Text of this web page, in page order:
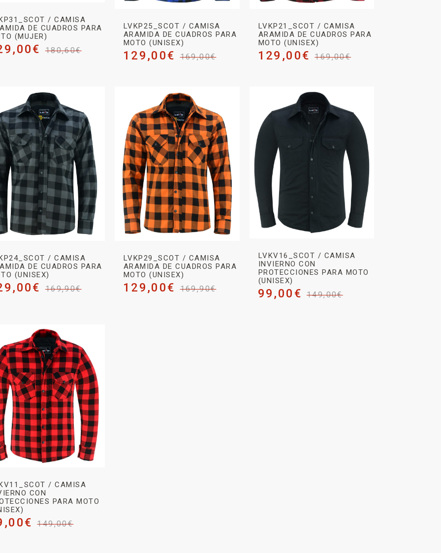
/ CAMISA
DE CUADROS PARA
(MUJER)
180,60€
€
LVKP25_SCOT / CAMISA
ARAMIDA DE CUADROS PARA
MOTO (UNISEX)
169,00€
129,00€
LVKP21_SCOT / CAMISA
ARAMIDA DE CUADROS PARA
MOTO (UNISEX)
169,00€
129,00€
/ CAMISA
DE CUADROS PARA
(UNISEX)
169,90€
€
LVKP29_SCOT / CAMISA
ARAMIDA DE CUADROS PARA
MOTO (UNISEX)
169,90€
129,00€
LVKV16_SCOT / CAMISA
INVIERNO CON
PROTECCIONES PARA MOTO
(UNISEX)
149,00€
99,00 €
/ CAMISA
CON
PARA MOTO
149,00€
€